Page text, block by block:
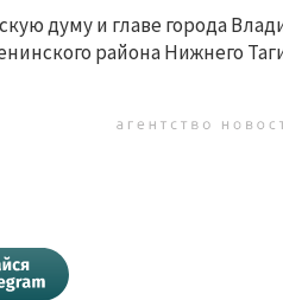
думу и главе города
района Нижнего